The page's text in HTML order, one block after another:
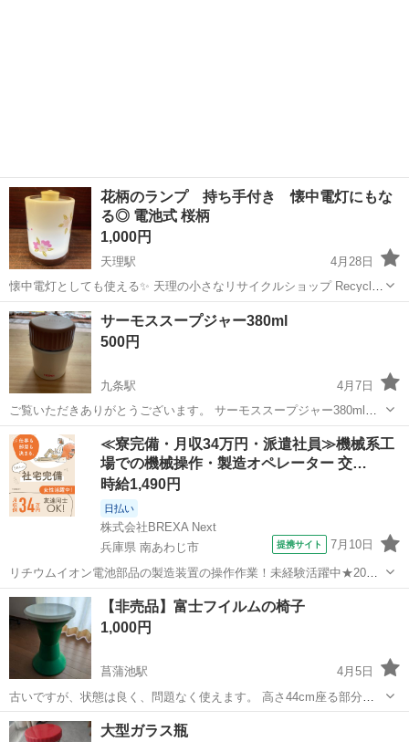
花柄のランプ 持ち手付き 懐中電灯にもな
る◎ 電池式 桜柄
1,000円
天理駅
4月28日
懐中電灯としても使える✨ 天理の小さなリサイクルショップ Recycle+
（リサイクルプラス）です♪ 花柄のランプ 持ち手付き メーカー不明
桜柄の小さめランプです。 枕元の灯りなどにぴったり◎ 中の電灯部
分...
奈良 天理市 家庭用品
サーモススープジャー380ml
500円
九条駅
4月7日
ご覧いただきありがとうございます。 サーモススープジャー380mlに
なります。 お味噌汁にも対応可能です。 目立った破損は見られませ
ん。 お渡し場所は相談でお願い致します。
奈良 奈良市 九条駅 家庭用品 スープジャー
≪寮完備・月収34万円・派遣社員≫機械系工
場での機械操作・製造オペレーター 交…
時給1,490円
日払い
株式会社BREXA Next
兵庫県 南あわじ市
提携サイト 7月10日
リチウムイオン電池部品の製造装置の操作作業！未経験活躍中★20～
50代の男性活躍中！嬉しい時給1,490円！生活支援物資事前対応可◎ワ
ンルーム寮完備！赴任旅費会社負担！正社員登用制度あり◎《兵庫県
南あわじ市》 人気の工場の...
兵庫 南あわじ市 その他
【非売品】富士フイルムの椅子
1,000円
菖蒲池駅
4月5日
古いですが、状態は良く、問題なく使えます。 高さ44cm座る部分直
径29cm
奈良 奈良市 菖蒲池駅 家庭用品
大型ガラス瓶